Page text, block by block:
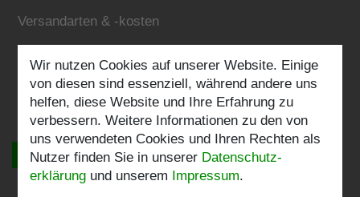
Versandarten & -kosten
Warenkorb
Zur Kasse
Vertrag widerrufen
Wir nutzen Cookies auf unserer Website. Einige
von diesen sind essenziell, während andere uns
helfen, diese Website und Ihre Erfahrung zu
verbessern. Weitere Informationen zu den von
uns verwendeten Cookies und Ihren Rechten als
Nutzer finden Sie in unserer Daten­schutz­
erklärung und unserem Impressum.